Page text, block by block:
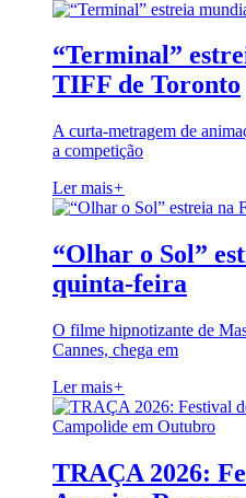
“Terminal”
TIFF de Toronto
A curta-metragem de
a competição
Ler mais+
“Olhar o Sol”
quinta-feira
O filme hipnotizante de
Cannes, chega em
Ler mais+
TRAÇA 2026: